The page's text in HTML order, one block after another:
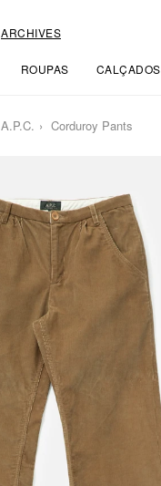
ARCHIVES
ROUPAS CALÇADOS
A.P.C. Corduroy Pants